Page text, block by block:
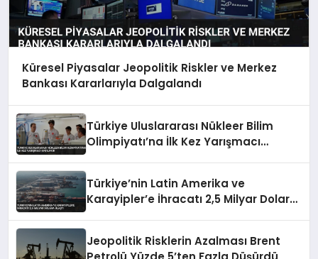
Küresel Piyasalar Jeopolitik Riskler ve Merkez
Bankası Kararlarıyla Dalgalandı
Türkiye Uluslararası Nükleer Bilim
Olimpiyatı’na İlk Kez Yarışmacı
Türkiye’nin Latin Amerika ve
Karayipler’e İhracatı 2,5 Milyar Dolara
Jeopolitik Risklerin Azalması Brent